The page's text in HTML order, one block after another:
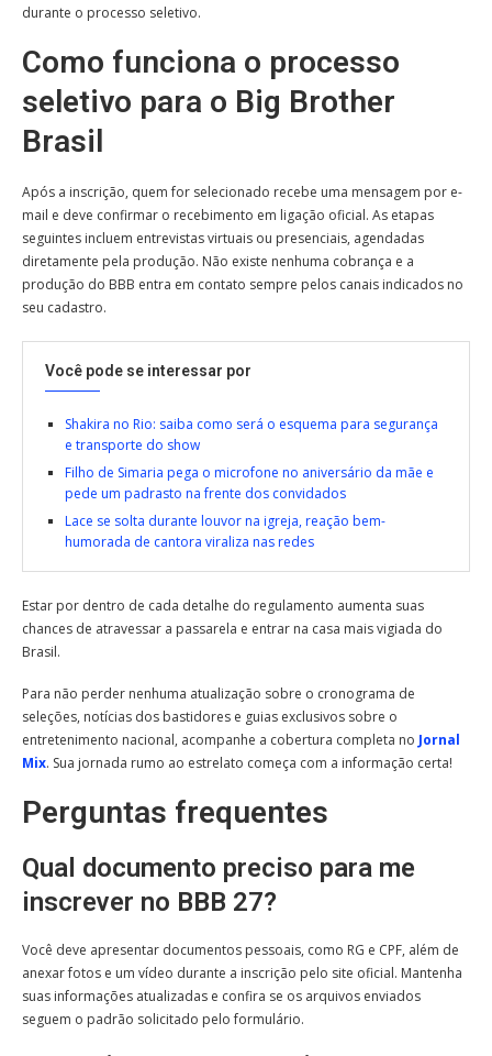
durante o processo seletivo.
Como funciona o processo
seletivo para o Big Brother
Brasil
Após a inscrição, quem for selecionado recebe uma mensagem por e-
mail e deve confirmar o recebimento em ligação oficial. As etapas
seguintes incluem entrevistas virtuais ou presenciais, agendadas
diretamente pela produção. Não existe nenhuma cobrança e a
produção do BBB entra em contato sempre pelos canais indicados no
seu cadastro.
Você pode se interessar por
Shakira no Rio: saiba como será o esquema para segurança
e transporte do show
Filho de Simaria pega o microfone no aniversário da mãe e
pede um padrasto na frente dos convidados
Lace se solta durante louvor na igreja, reação bem-
humorada de cantora viraliza nas redes
Estar por dentro de cada detalhe do regulamento aumenta suas
chances de atravessar a passarela e entrar na casa mais vigiada do
Brasil.
Para não perder nenhuma atualização sobre o cronograma de
seleções, notícias dos bastidores e guias exclusivos sobre o
entretenimento nacional, acompanhe a cobertura completa no Jornal
Mix. Sua jornada rumo ao estrelato começa com a informação certa!
Perguntas frequentes
Qual documento preciso para me
inscrever no BBB 27?
Você deve apresentar documentos pessoais, como RG e CPF, além de
anexar fotos e um vídeo durante a inscrição pelo site oficial. Mantenha
suas informações atualizadas e confira se os arquivos enviados
seguem o padrão solicitado pelo formulário.